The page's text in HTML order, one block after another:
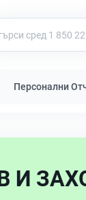
Персонални
И